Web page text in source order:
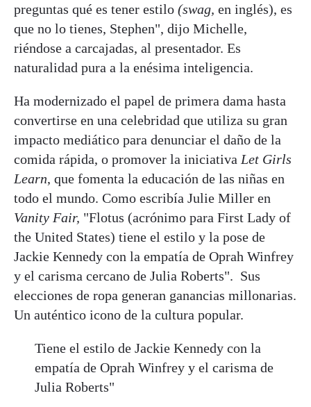
preguntas qué es tener estilo (swag, en inglés), es
que no lo tienes, Stephen", dijo Michelle,
riéndose a carcajadas, al presentador. Es
naturalidad pura a la enésima inteligencia.
Ha modernizado el papel de primera dama hasta
convertirse en una celebridad que utiliza su gran
impacto mediático para denunciar el daño de la
comida rápida, o promover la iniciativa Let Girls
Learn, que fomenta la educación de las niñas en
todo el mundo. Como escribía Julie Miller en
Vanity Fair, "Flotus (acrónimo para First Lady of
the United States) tiene el estilo y la pose de
Jackie Kennedy con la empatía de Oprah Winfrey
y el carisma cercano de Julia Roberts". Sus
elecciones de ropa generan ganancias millonarias.
Un auténtico icono de la cultura popular.
Tiene el estilo de Jackie Kennedy con la
empatía de Oprah Winfrey y el carisma de
Julia Roberts"